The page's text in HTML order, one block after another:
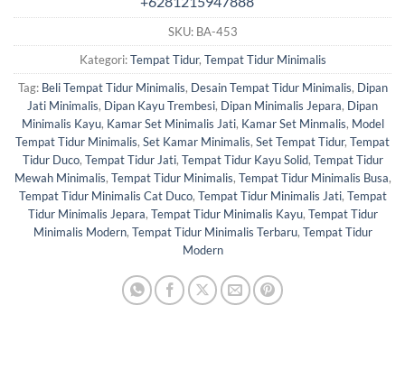
SKU: BA-453
Kategori:Tempat Tidur, Tempat Tidur Minimalis
Tag: Beli Tempat Tidur Minimalis, Desain Tempat Tidur Minimalis, Dipan
Jati Minimalis, Dipan Kayu Trembesi, Dipan Minimalis Jepara, Dipan
Minimalis Kayu, Kamar Set Minimalis Jati, Kamar Set Minmalis, Model
Tempat Tidur Minimalis, Set Kamar Minimalis, Set Tempat Tidur, Tempat
Tidur Duco, Tempat Tidur Jati, Tempat Tidur Kayu Solid, Tempat Tidur
Mewah Minimalis, Tempat Tidur Minimalis, Tempat Tidur Minimalis Busa,
Tempat Tidur Minimalis Cat Duco, Tempat Tidur Minimalis Jati, Tempat
Tidur Minimalis Jepara, Tempat Tidur Minimalis Kayu, Tempat Tidur
Minimalis Modern, Tempat Tidur Minimalis Terbaru, Tempat Tidur
Modern